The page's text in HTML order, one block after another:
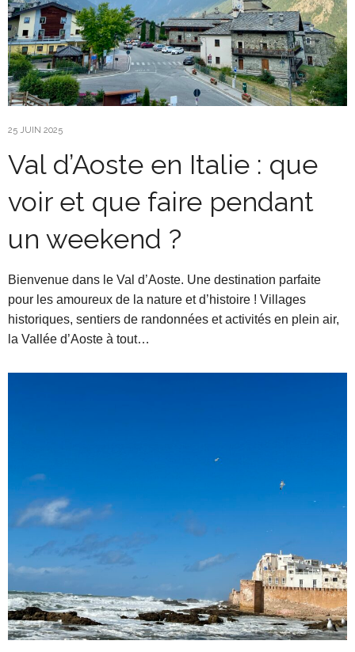
25 JUIN 2025
Val d’Aoste en Italie : que
voir et que faire pendant
un weekend ?
Bienvenue dans le Val d’Aoste. Une destination parfaite
pour les amoureux de la nature et d’histoire ! Villages
historiques, sentiers de randonnées et activités en plein air,
la Vallée d’Aoste à tout…